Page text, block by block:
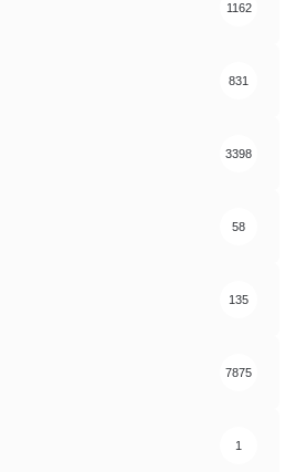
1162
831
3398
58
135
7875
1